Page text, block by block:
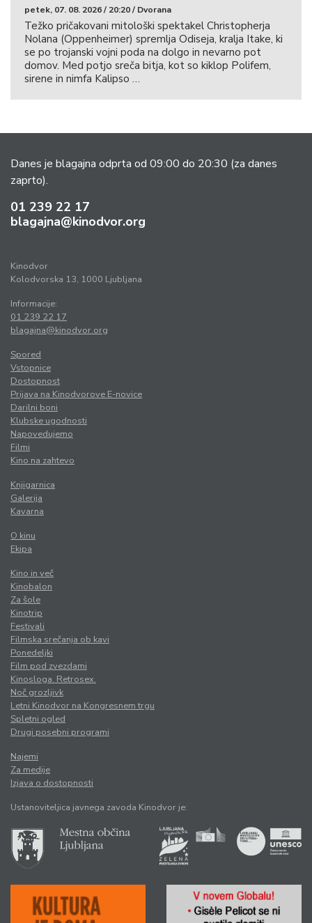
petek, 07. 08. 2026 / 20:20 / Dvorana
Težko pričakovani mitološki spektakel Christopherja
Nolana (Oppenheimer) spremlja Odiseja, kralja Itake, ki
se po trojanski vojni poda na dolgo in nevarno pot
domov. Med potjo sreča bitja, kot so kiklop Polifem,
sirene in nimfa Kalipso …
Danes je blagajna odprta od 09:00 do 20:30 (za danes
zaprto).
01 239 22 17
blagajna@kinodvor.org
Kinodvor
Kolodvorska 13, 1000 Ljubljana
Informacije:
01 239 22 17
blagajna@kinodvor.org
Spored
Vstopnice
Dostopnost
Prijava na Kinodvorove E-novice
Darilni boni
Klubske ugodnosti
Napovedujemo
Filmi
Kino na zahtevo
Knjigarnica
Galerija
Kavarna
O kinu
Ekipa
Kino in več
Kinobalon
Za šole
Kinotrip
Festivali
Filmska srečanja ob kavi
Ponedeljki
Film pod zvezdami
Kinosloga. Retrosex.
Noč grozljivk
Letni Kinodvor na Kongresnem trgu
Spletni ogled
Drugi posebni programi
Najemi
Za medije
Izjava o dostopnosti
Ustanoviteljica javnega zavoda Kinodvor je: